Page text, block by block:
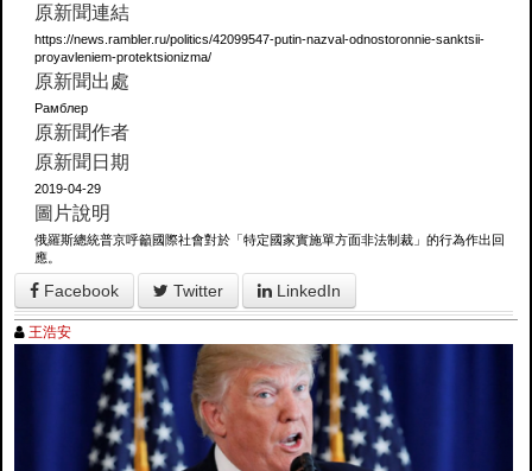
原新聞連結
https://news.rambler.ru/politics/42099547-putin-nazval-odnostoronnie-sanktsii-
proyavleniem-protektsionizma/
原新聞出處
Рамблер
原新聞作者
原新聞日期
2019-04-29
圖片說明
俄羅斯總統普京呼籲國際社會對於「特定國家實施單方面非法制裁」的行為作出回
應。
Facebook Twitter LinkedIn
王浩安